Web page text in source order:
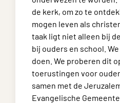
de kerk, om zo te
mogen leven als
taak ligt niet alleen bij
bij ouders en school.
doen. We proberen dit
toerustingen voor
samen met de
Evangelische